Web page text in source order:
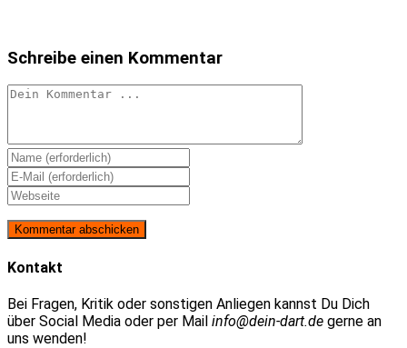
Schreibe einen Kommentar
Kommentieren
Gib
deinen
Namen
oder
Benutzernamen
zum
Kommentieren
ein
Gib
deine
E-
Mail-
Adresse
zum
ein
Gib
Website-
ein
Kontakt
Bei Fragen, Kritik oder sonstigen Anliegen kannst Du Dich
über Social Media oder per Mail info@dein-dart.de gerne an
uns wenden!